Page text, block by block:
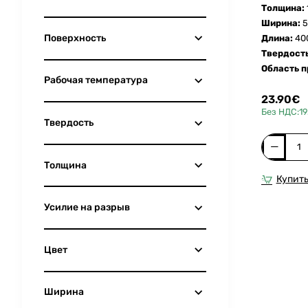
Поверхность
Рабочая температура
Твердость
Толщина
Усилие на разрыв
Цвет
Ширина
Толщина:
Ширина:
Длина:
Область
23.90€
Без
SM-